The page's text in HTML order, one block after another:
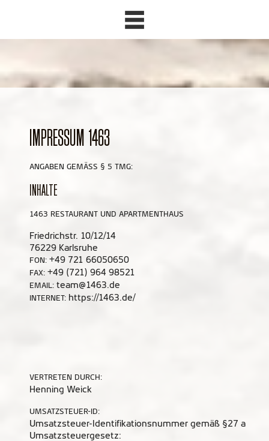
IMPRESSUM 1463
ANGABEN GEMÄSS § 5 TMG:
INHALTE
1463 RESTAURANT UND APARTMENTHAUS
Friedrichstr. 10/12/14
76229 Karlsruhe
FON: +49 721 66050650
FAX:+49 (721) 964 98521
EMAIL:team@1463.de
INTERNET:https://1463.de/
VERTRETEN DURCH:
Henning Weick
UMSATZSTEUER-ID:
Umsatzsteuer-Identifikationsnummer gemäß §27 a
Umsatzsteuergesetz: